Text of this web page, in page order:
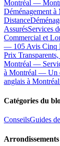
Montréal —
Déménagement
Distance
AssurésServices
Commercial et
— 105 Avis Cinq
Prix
Montréal —
à Montréal — Un
anglais à
Catégories du
ConseilsGuides